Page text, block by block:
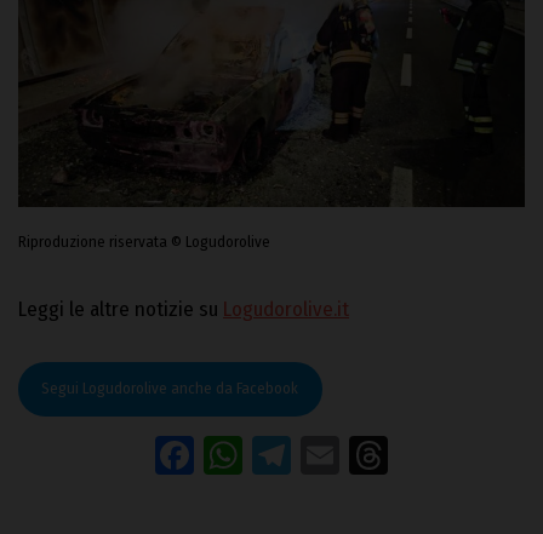
Riproduzione riservata © Logudorolive
Leggi le altre notizie su Logudorolive.it
Segui Logudorolive anche da Facebook
Facebook
WhatsApp
Telegram
Email